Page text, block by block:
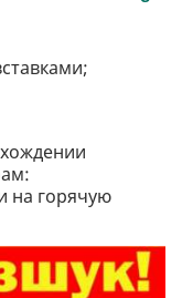
на горячую